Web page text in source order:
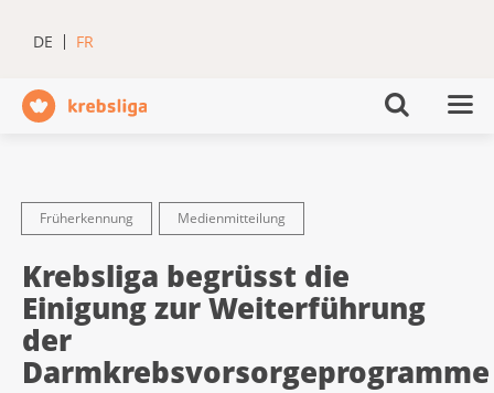
DE FR
Früherkennung Medienmitteilung
Krebsliga begrüsst die
Einigung zur Weiterführung
der
Darmkrebsvorsorgeprogramme